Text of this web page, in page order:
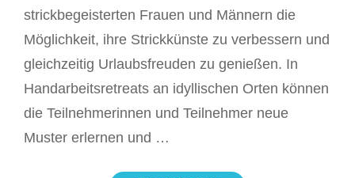
strickbegeisterten Frauen und Männern die
Möglichkeit, ihre Strickkünste zu verbessern und
gleichzeitig Urlaubsfreuden zu genießen. In
Handarbeitsretreats an idyllischen Orten können
die Teilnehmerinnen und Teilnehmer neue
Muster erlernen und …